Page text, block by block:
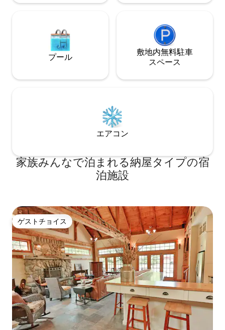
プール
敷地内無料駐⁠車
ス⁠ペ⁠ー⁠ス
エアコン
家族みんなで泊まれる納屋タイプの宿
泊施設
ゲストチョイス
ゲストチョイス